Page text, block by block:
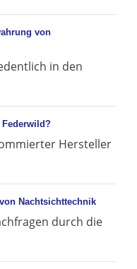
von
in den
Hersteller
Nachtsichttechnik
durch die